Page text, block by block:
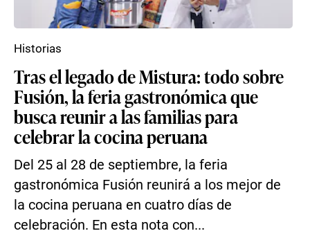
Tras el legado de Mistura: todo sobre
Fusión, la feria gastronómica que
busca reunir a las familias para
celebrar la cocina peruana
Del 25 al 28 de septiembre, la feria
gastronómica Fusión reunirá a los mejor de
la cocina peruana en cuatro días de
celebración. En esta nota con...
Historias